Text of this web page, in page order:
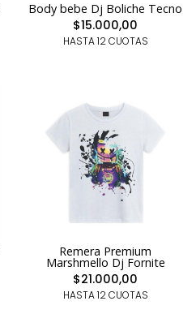
Body bebe Dj Boliche Tecno
$15.000,00
HASTA 12 CUOTAS
Remera Premium
Marshmello Dj Fornite
$21.000,00
HASTA 12 CUOTAS